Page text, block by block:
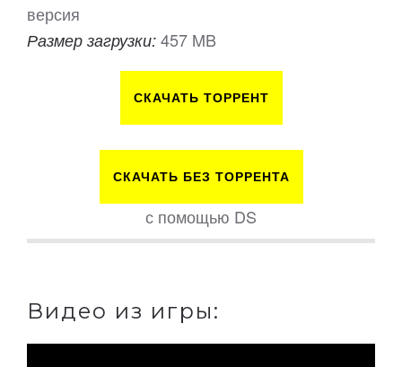
версия
Размер загрузки: 457 MB
СКАЧАТЬ ТОРРЕНТ
СКАЧАТЬ БЕЗ ТОРРЕНТА
с помощью DS
Видео из игры: